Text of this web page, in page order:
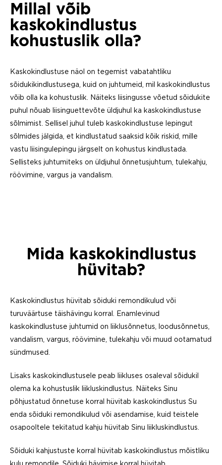
Millal võib
kaskokindlustus
kohustuslik olla?
Kaskokindlustuse näol on tegemist vabatahtliku
sõidukikindlustusega, kuid on juhtumeid, mil kaskokindlustus
võib olla ka kohustuslik. Näiteks liisingusse võetud sõidukite
puhul nõuab liisinguettevõte üldjuhul ka kaskokindlustuse
sõlmimist. Sellisel juhul tuleb kaskokindlustuse lepingut
sõlmides jälgida, et kindlustatud saaksid kõik riskid, mille
vastu liisingulepingu järgselt on kohustus kindlustada.
Sellisteks juhtumiteks on üldjuhul õnnetusjuhtum, tulekahju,
röövimine, vargus ja vandalism.
Mida kaskokindlustus
hüvitab?
Kaskokindlustus hüvitab sõiduki remondikulud või
turuväärtuse täishävingu korral. Enamlevinud
kaskokindlustuse juhtumid on liiklusõnnetus, loodusõnnetus,
vandalism, vargus, röövimine, tulekahju või muud ootamatud
sündmused.
Lisaks kaskokindlustusele peab liikluses osaleval sõidukil
olema ka kohustuslik liikluskindlustus. Näiteks Sinu
põhjustatud õnnetuse korral hüvitab kaskokindlustus Su
enda sõiduki remondikulud või asendamise, kuid teistele
osapooltele tekitatud kahju hüvitab Sinu liikluskindlustus.
Sõiduki kahjustuste korral hüvitab kaskokindlustus mõistliku